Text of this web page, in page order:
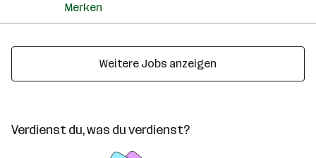
Merken
Weitere Jobs anzeigen
Verdienst du, was du verdienst?